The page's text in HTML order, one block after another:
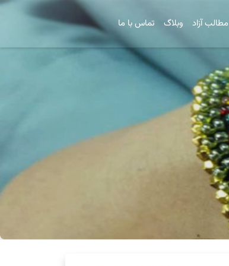
مطالب آزاد وبلاگ تماس با ما